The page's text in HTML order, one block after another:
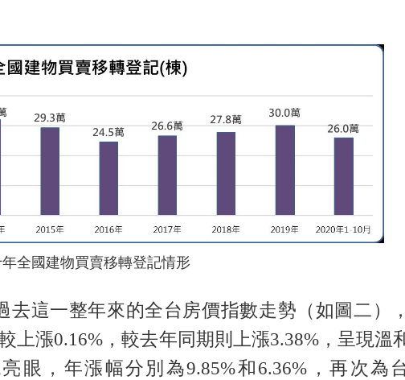
全國建物買賣移轉登記情形
去這一整年來的全台房價指數走勢（如圖二）
上漲0.16%，較去年同期則上漲3.38%，呈現溫
眼，年漲幅分別為9.85%和6.36%，再次為